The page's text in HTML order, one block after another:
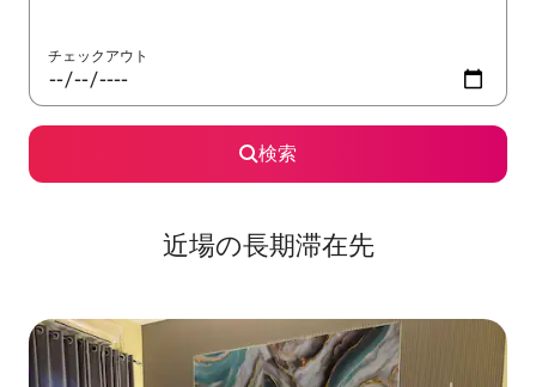
チェックアウト
検索
近場の長期滞在先